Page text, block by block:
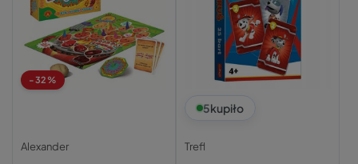
-32%
Alexander
5kupiło
Trefl